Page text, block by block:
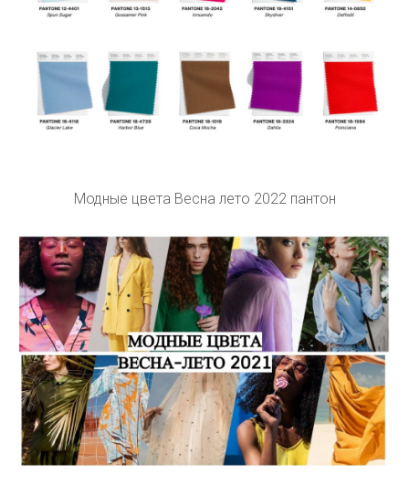
Модные цвета Весна лето 2022 пантон